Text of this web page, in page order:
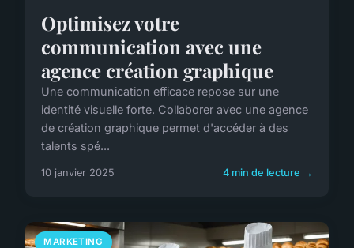
Optimisez votre
communication avec une
agence création graphique
Une communication efficace repose sur une
identité visuelle forte. Collaborer avec une agence
de création graphique permet d'accéder à des
talents spé...
10 janvier 2025 4 min de lecture →
MARKETING